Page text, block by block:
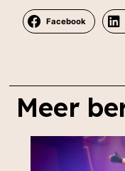
Facebook
Meer